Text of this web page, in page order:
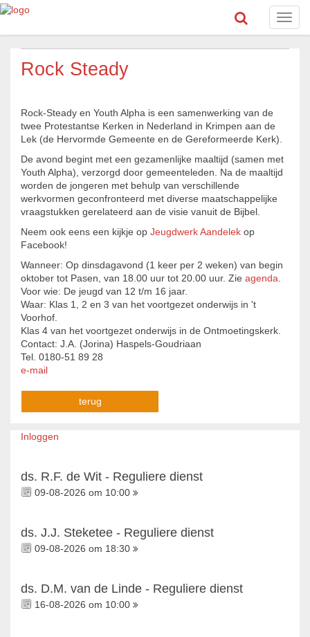
Rock Steady
Rock-Steady en Youth Alpha is een samenwerking van de
twee Protestantse Kerken in Nederland in Krimpen aan de
Lek (de Hervormde Gemeente en de Gereformeerde Kerk).
De avond begint met een gezamenlijke maaltijd (samen met
Youth Alpha), verzorgd door gemeenteleden. Na de maaltijd
worden de jongeren met behulp van verschillende
werkvormen geconfronteerd met diverse maatschappelijke
vraagstukken gerelateerd aan de visie vanuit de Bijbel.
Neem ook eens een kijkje op Jeugdwerk Aandelek op
Facebook!
Wanneer: Op dinsdagavond (1 keer per 2 weken) van begin
oktober tot Pasen, van 18.00 uur tot 20.00 uur. Zie agenda.
Voor wie: De jeugd van 12 t/m 16 jaar.
Waar: Klas 1, 2 en 3 van het voortgezet onderwijs in 't
Voorhof.
Klas 4 van het voortgezet onderwijs in de Ontmoetingskerk.
Contact: J.A. (Jorina) Haspels-Goudriaan
Tel. 0180-51 89 28
e-mail
terug
Inloggen
ds. R.F. de Wit - Reguliere dienst
09-08-2026 om 10:00
ds. J.J. Steketee - Reguliere dienst
09-08-2026 om 18:30
ds. D.M. van de Linde - Reguliere dienst
16-08-2026 om 10:00